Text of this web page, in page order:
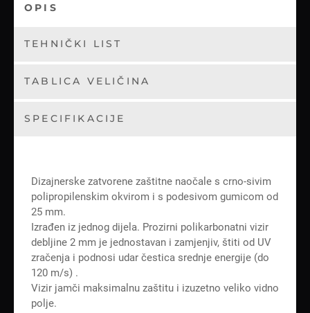
OPIS
TEHNIČKI LIST
TABLICA VELIČINA
SPECIFIKACIJE
Dizajnerske zatvorene zaštitne naočale s crno-sivim
polipropilenskim okvirom i s podesivom gumicom od
25 mm.
Izrađen iz jednog dijela. Prozirni polikarbonatni vizir
debljine 2 mm je jednostavan i zamjenjiv, štiti od UV
zračenja i podnosi udar čestica srednje energije (do
120 m/s) .
Vizir jamči maksimalnu zaštitu i izuzetno veliko vidno
polje.